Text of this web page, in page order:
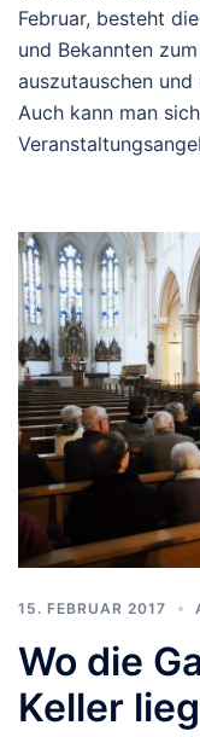
Februar, besteht
und Bekannten
auszutauschen und
Auch kann man
15. FEBRUAR 2017
Wo die
Keller